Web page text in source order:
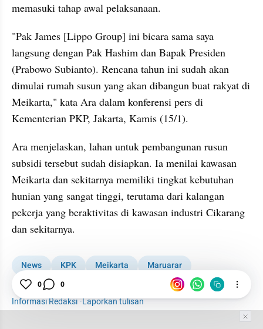
memasuki tahap awal pelaksanaan.
"Pak James [Lippo Group] ini bicara sama saya
langsung dengan Pak Hashim dan Bapak Presiden
(Prabowo Subianto). Rencana tahun ini sudah akan
dimulai rumah susun yang akan dibangun buat rakyat di
Meikarta," kata Ara dalam konferensi pers di
Kementerian PKP, Jakarta, Kamis (15/1).
Ara menjelaskan, lahan untuk pembangunan rusun
subsidi tersebut sudah disiapkan. Ia menilai kawasan
Meikarta dan sekitarnya memiliki tingkat kebutuhan
hunian yang sangat tinggi, terutama dari kalangan
pekerja yang beraktivitas di kawasan industri Cikarang
dan sekitarnya.
News KPK Meikarta
Maruarar
Maruarar Sirait
Informasi Redaksi·Laporkan tulisan
0 0